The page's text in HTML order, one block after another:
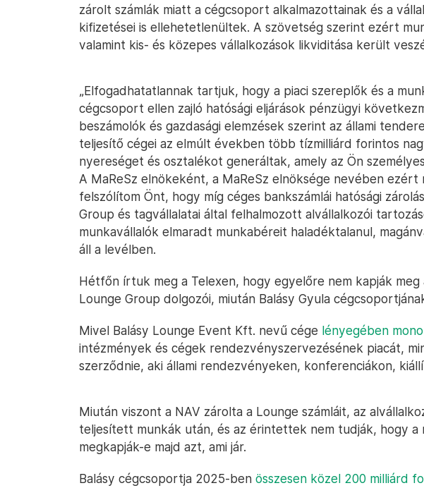
zárolt számlák miatt a cégcsoport alkalmazottainak és a
kifizetései is ellehetetlenültek. A szövetség szerint ezért
valamint kis- és közepes vállalkozások likviditása került
„Elfogadhatatlannak tartjuk, hogy a piaci szereplők és a
cégcsoport ellen zajló hatósági eljárások pénzügyi
beszámolók és gazdasági elemzések szerint az állami
teljesítő cégei az elmúlt években több tízmilliárd forintos
nyereséget és osztalékot generáltak, amely az Ön
A MaReSz elnökeként, a MaReSz elnöksége nevében ezért
felszólítom Önt, hogy míg céges bankszámlái hatósági
Group és tagvállalatai által felhalmozott alvállalkozói
munkavállalók elmaradt munkabéreit haladéktalanul,
áll a levélben.
Hétfőn írtuk meg a Telexen, hogy egyelőre nem kapják meg
Lounge Group dolgozói, miután Balásy Gyula
Mivel Balásy Lounge Event Kft. nevű cége lényegében
intézmények és cégek rendezvényszervezésének piacát,
szerződnie, aki állami rendezvényeken, konferenciákon,
Miután viszont a NAV zárolta a Lounge számláit, az
teljesített munkák után, és az érintettek nem tudják, hogy
megkapják-e majd azt, ami jár.
Balásy cégcsoportja 2025-ben összesen közel 200 milliárd